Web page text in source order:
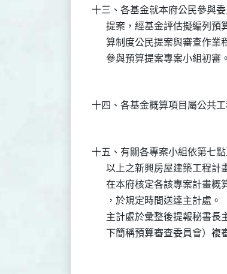
十三、各基金就本府公民參與
提案，經基金評估擬編列
算制度公民提案與審查作
十五、有關各專案小組依第七
以上之新興房屋建築工程
在本府核定各該專案計畫
      ，於規定時間送達主計處。
主計處於彙整後提報秘書